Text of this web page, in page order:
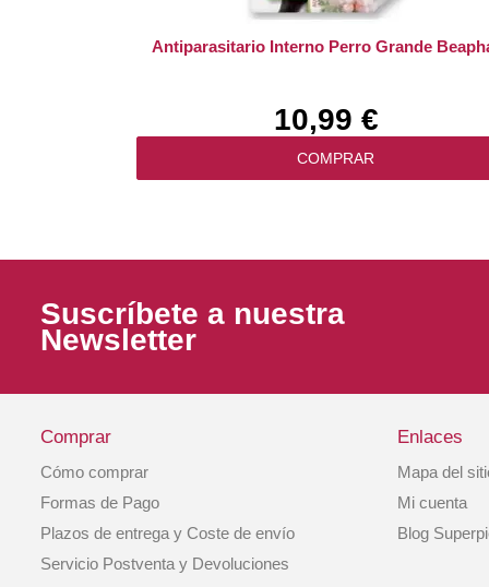
Antiparasitario Interno Perro Grande
10,99 €
COMPRAR
Pipetas Antiparasitarias Perro 20-40kg
47,99 €
Suscríbete a nuestra
Newsletter
Comprar
Cómo comprar
Formas de Pago
Plazos de entrega y Coste de envío
Servicio Postventa y Devoluciones
Enlaces
Mapa del
Mi cuenta
Blog